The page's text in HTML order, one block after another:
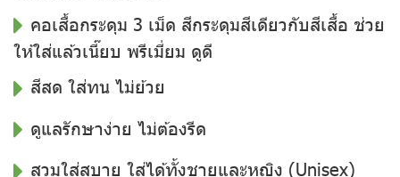
คอเสื้อกระดุม 3 เม็ด สีกระดุมสีเดียวกับสีเสื้อ ช่วย
ให้ใส่แล้วเนี๊ยบ พรีเมี่ยม ดูดี
สีสด ใส่ทน ไม่ย้วย
ดูแลรักษาง่าย ไม่ต้องรีด
สวมใส่สบาย ใส่ได้ทั้งชายและหญิง (Unisex)